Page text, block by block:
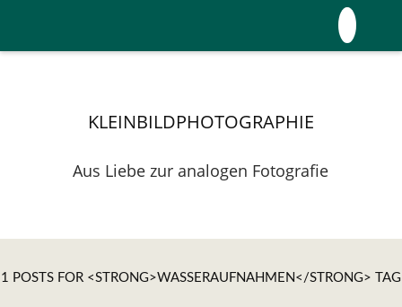
KLEINBILDPHOTOGRAPHIE
Aus Liebe zur analogen Fotografie
1 POSTS FOR <STRONG>WASSERAUFNAHMEN</STRONG> TAG